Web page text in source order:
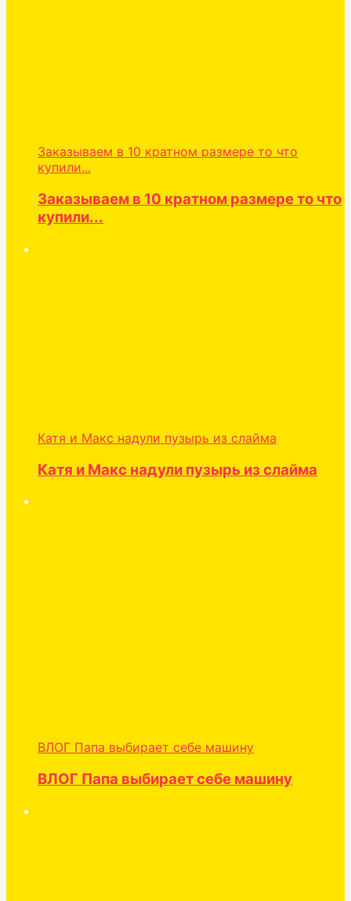
Заказываем в 10 кратном размере то что
купили...
Заказываем в 10 кратном размере то что
купили...
Катя и Макс надули пузырь из слайма
Катя и Макс надули пузырь из слайма
ВЛОГ Папа выбирает себе машину
ВЛОГ Папа выбирает себе машину